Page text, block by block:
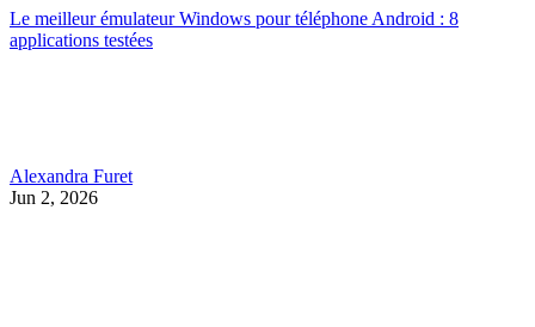
Le meilleur émulateur Windows pour téléphone Android : 8
applications testées
Alexandra Furet
Jun 2, 2026